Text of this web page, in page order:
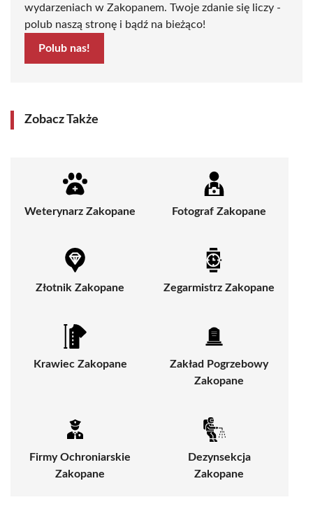
wydarzeniach w Zakopanem. Twoje zdanie się liczy -
polub naszą stronę i bądź na bieżąco!
Polub nas!
Zobacz Także
Weterynarz Zakopane Fotograf Zakopane
Złotnik Zakopane Zegarmistrz Zakopane
Krawiec Zakopane
Zakład Pogrzebowy
Zakopane
Firmy Ochroniarskie
Zakopane
Dezynsekcja
Zakopane